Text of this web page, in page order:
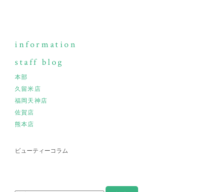
information
staff blog
本部
久留米店
福岡天神店
佐賀店
熊本店
ビューティーコラム